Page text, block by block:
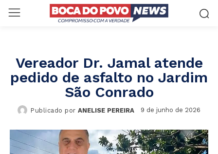
Vereador Dr. Jamal atende
pedido de asfalto no Jardim
São Conrado
Publicado por ANELISE PEREIRA 9 de junho de 2026